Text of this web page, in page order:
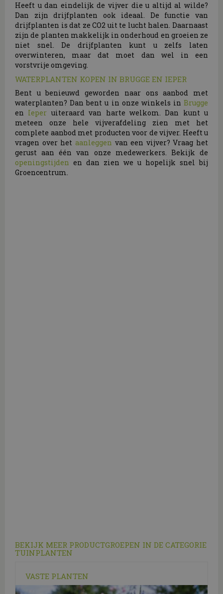
Heeft u dan eindelijk de vijver die u altijd al wilde?
Dan zijn drijfplanten ook ideaal. De functie van
drijfplanten is dat ze CO2 uit te lucht halen. Daarnaast
zijn de planten makkelijk in onderhoud en groeien ze
niet snel. De drijfplanten kunt u zelfs laten
overwinteren, maar dat moet dan wel in een
vorstvrije omgeving.
WATERPLANTEN KOPEN IN BRUGGE EN IEPER
Bent u benieuwd geworden naar ons aanbod met
waterplanten? Dan bent u in onze winkels in Brugge
en Ieper uiteraard van harte welkom. Dan kunt u
meteen onze hele vijverafdeling zien met het
complete aanbod met producten voor de vijver. Heeft u
vragen over het aanleggen van een vijver? Vraag het
gerust aan één van onze medewerkers. Bekijk de
openingstijden en dan zien we u hopelijk snel bij
Groencentrum.
BEKIJK MEER PRODUCTGROEPEN IN DE CATEGORIE
TUINPLANTEN
VASTE PLANTEN